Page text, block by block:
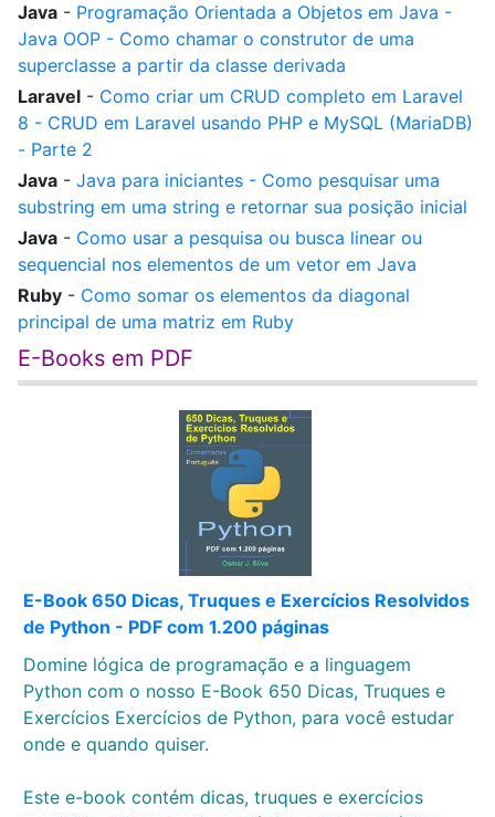
Java - Programação Orientada a Objetos em Java -
Java OOP - Como chamar o construtor de uma
superclasse a partir da classe derivada
Laravel - Como criar um CRUD completo em Laravel
8 - CRUD em Laravel usando PHP e MySQL (MariaDB)
- Parte 2
Java - Java para iniciantes - Como pesquisar uma
substring em uma string e retornar sua posição inicial
Java - Como usar a pesquisa ou busca linear ou
sequencial nos elementos de um vetor em Java
Ruby - Como somar os elementos da diagonal
principal de uma matriz em Ruby
E-Books em PDF
E-Book 650 Dicas, Truques e Exercícios Resolvidos
de Python - PDF com 1.200 páginas
Domine lógica de programação e a linguagem
Python com o nosso E-Book 650 Dicas, Truques e
Exercícios Exercícios de Python, para você estudar
onde e quando quiser.
Este e-book contém dicas, truques e exercícios